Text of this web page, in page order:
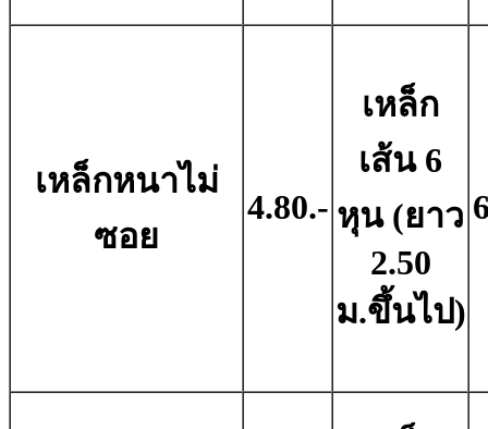
เหล็กหนาไม่
ซอย
4.80.-
เหล็ก
เส้น 6
หุน (ยาว
2.50
ม.ขึ้นไป)